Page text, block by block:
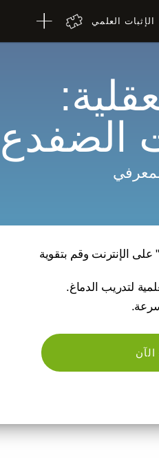
الإثبات العلمي
الضفدع
الإنترنت وقم بتقوية
لتدريب الدماغ.
الآن